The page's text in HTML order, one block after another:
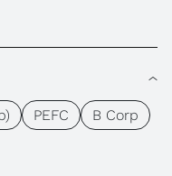
PEFC
B Corp